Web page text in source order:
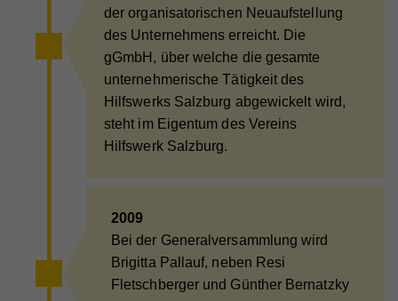
der organisatorischen Neuaufstellung
des Unternehmens erreicht. Die
gGmbH, über welche die gesamte
unternehmerische Tätigkeit des
Hilfswerks Salzburg abgewickelt wird,
steht im Eigentum des Vereins
Hilfswerk Salzburg.
2009
Bei der Generalversammlung wird
Brigitta Pallauf, neben Resi
Fletschberger und Günther Bernatzky